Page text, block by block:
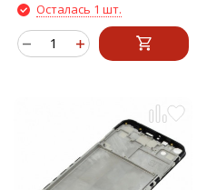
Осталась 1 шт.